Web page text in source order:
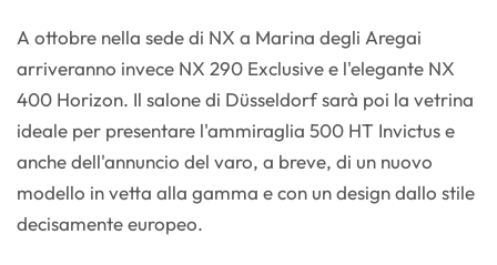
A ottobre nella sede di NX a Marina degli Aregai
arriveranno invece NX 290 Exclusive e l'elegante NX
400 Horizon. Il salone di Düsseldorf sarà poi la vetrina
ideale per presentare l'ammiraglia 500 HT Invictus e
anche dell'annuncio del varo, a breve, di un nuovo
modello in vetta alla gamma e con un design dallo stile
decisamente europeo.